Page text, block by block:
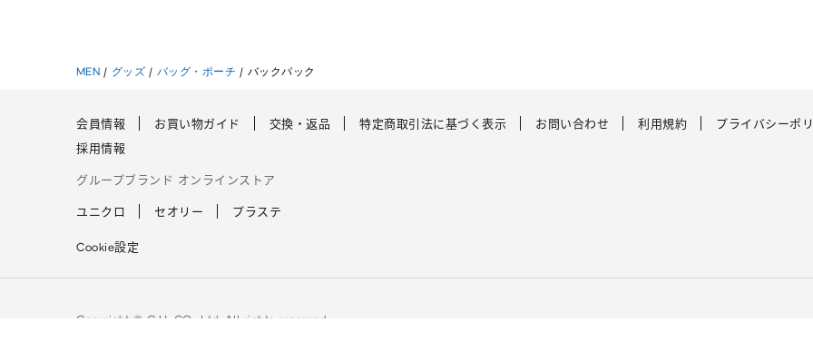
MEN / グッズ / バッグ・ポーチ / バックパック
会員情報 お買い物ガイド 交換・返品 特定商取引法に基づく表示 お問い合わせ 利用規約
プライバシーポ
採用情報
グループブランド オンラインストア
ユニクロ セオリー プラステ
Cookie設定
Copyright © G.U. CO., Ltd. All rights reserved.